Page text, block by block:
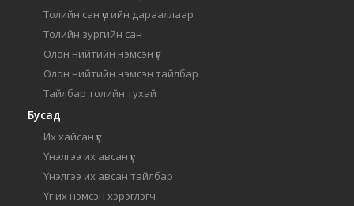
Толийн сан үсгийн дарааллаар
Толийн зургийн сан
Олон нийтийн нэмсэн үг
Олон нийтийн нэмсэн тайлбар
Тайлбар толийн тухай
Бусад
Их хайсан үг
Үнэлгээ их авсан үг
Үнэлгээ их авсан тайлбар
Үг их нэмсэн хэрэглэгч